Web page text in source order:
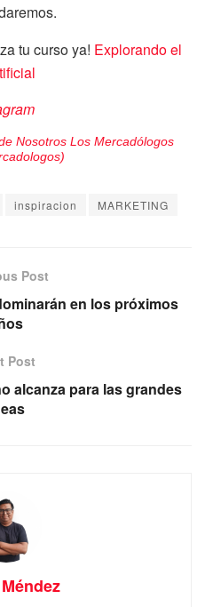
tu curso ya! Explorando el
Nosotros Los Mercadólogos
inspiracion MARKETING
Post
en los próximos
Post
alcanza para las grandes